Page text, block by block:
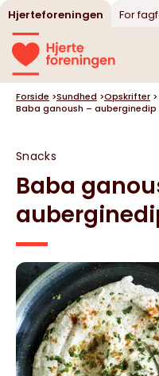
Hjerteforeningen For
Forside >Sundhed >Opskrifter >
Baba ganoush –
Snacks
Baba